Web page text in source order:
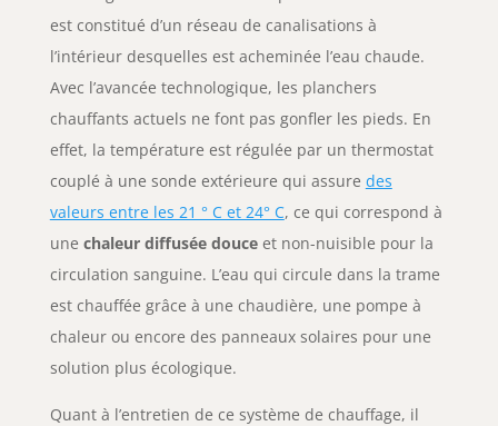
est constitué d’un réseau de canalisations à
l’intérieur desquelles est acheminée l’eau chaude.
Avec l’avancée technologique, les planchers
chauffants actuels ne font pas gonfler les pieds. En
effet, la température est régulée par un thermostat
couplé à une sonde extérieure qui assure des
valeurs entre les 21 ° C et 24° C, ce qui correspond à
une chaleur diffusée douceet non-nuisible pour la
circulation sanguine. L’eau qui circule dans la trame
est chauffée grâce à une chaudière, une pompe à
chaleur ou encore des panneaux solaires pour une
solution plus écologique.
Quant à l’entretien de ce système de chauffage, il